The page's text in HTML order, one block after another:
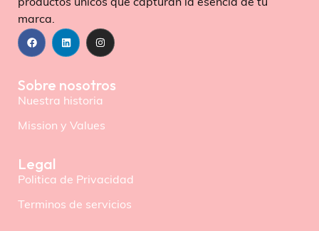
productos únicos que capturan la esencia de tu
marca.
Sobre nosotros
Nuestra historia
Mission y Values
Legal
Politica de Privacidad
Terminos de servicios